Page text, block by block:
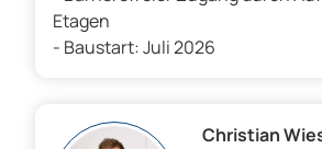
Etagen
- Baustart: Juli 2026
Christian